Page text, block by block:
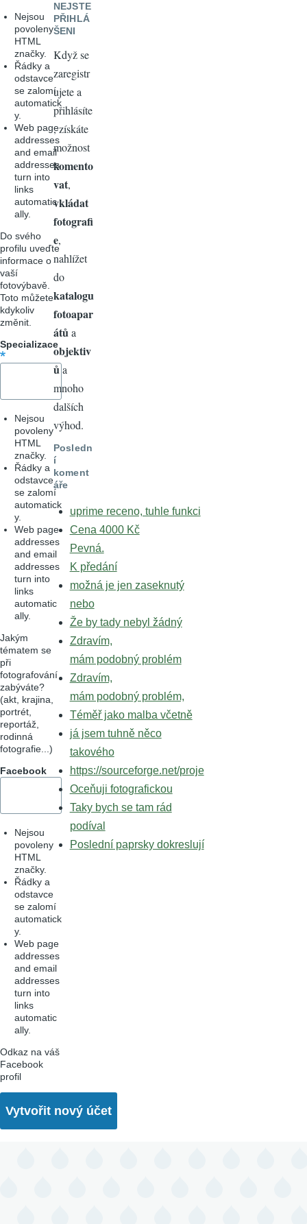
Nejsou
povoleny
HTML
značky.
Řádky a
odstavce
se zalomí
automatick
y.
Web page
addresses
and email
addresses
turn into
links
automatic
ally.
Do svého
profilu uveďte
informace o
vaší
fotovýbavě.
Toto můžete
kdykoliv
změnit.
Specializace
Nejsou
povoleny
HTML
značky.
Řádky a
odstavce
se zalomí
automatick
y.
Web page
addresses
and email
addresses
turn into
links
automatic
ally.
Jakým
tématem se
při
fotografování
zabýváte?
(akt, krajina,
portrét,
reportáž,
rodinná
fotografie...)
Facebook
Nejsou
povoleny
HTML
značky.
Řádky a
odstavce
se zalomí
automatick
y.
Web page
addresses
and email
addresses
turn into
links
automatic
ally.
Odkaz na váš
Facebook
profil
NEJSTE
PŘIHLÁ
ŠENI
Když se
zaregistr
ujete a
přihlásíte
, získáte
možnost
komento
vat,
vkládat
fotografi
e,
nahlížet
do
katalogu
fotoapar
átů a
objektiv
ůa
mnoho
dalších
výhod.
Posledn
í
koment
áře
uprime receno, tuhle funkci
Cena 4000 Kč
Pevná.
K předání
možná je jen zaseknutý
nebo
Že by tady nebyl žádný
Zdravím,
mám podobný problém
Zdravím,
mám podobný problém,
Téměř jako malba včetně
já jsem tuhně něco
takového
https://sourceforge.net/proje
Oceňuji fotografickou
Taky bych se tam rád
podíval
Poslední paprsky dokreslují